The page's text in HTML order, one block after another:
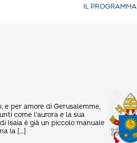
IL PROGRAMMA
e per amore di Gerusalemme,
come l’aurora e la sua
Isaia è già un piccolo manuale
la […]